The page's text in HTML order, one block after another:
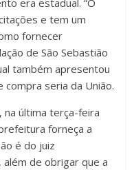
era estadual. “O
e tem um
fornecer
de São Sebastião
também apresentou
seria da União.
na última terça-feira
forneça a
é do juiz
além de obrigar que a